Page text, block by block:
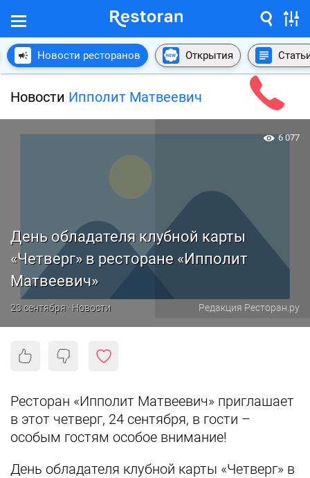
Новости ресторанов Открытия
Новости Ипполит Матвеевич
День обладателя клубной карты
«Четверг» в ресторане «Ипполит
Матвеевич»
23 сентября · Новости Редакция Ресторан.ру
6 077
Ресторан «Ипполит Матвеевич» приглашает
в этот четверг, 24 сентября, в гости –
особым гостям особое внимание!
День обладателя клубной карты «Четверг» в